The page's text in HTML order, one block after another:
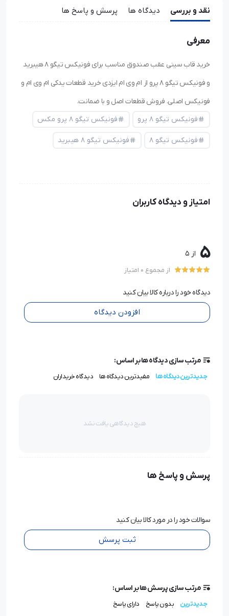
نقد و بررسی دیدگاه ها پرسش و پاسخ ها
معرفی
خرید قاب سینی عقب صندوق مناسب برای فونیکس تیگو ۸ هیبرید
و فونیکس تیگو ۸ پرو از ام وی ام ایزدی خرید قطعات یدکی ام وی ام و
فونیکس اصلی. فروش قطعات اصل و با ضمانت.
فونیکس تیگو ۸ پرو
فونیکس تیگو ۸ پرو مکس
فونیکس تیگو ۸ فونیکس تیگو ۸ هیبرید
امتیاز و دیدگاه کاربران
5 از 5
از مجموع 0 امتیاز
دیدگاه خود را درباره کالا بیان کنید
افزودن دیدگاه
مرتب سازی دیدگاه ها بر اساس:
جدیدترین دیدگاه ها مفیدترین دیدگاه ها دیدگاه خریداران
هیچ دیدگاهی یافت نشد
پرسش و پاسخ ها
سوالات خود را در مورد کالا بیان کنید
ثبت پرسش
مرتب سازی پرسش ها بر اساس:
جدیدترین بدون پاسخ دارای پاسخ